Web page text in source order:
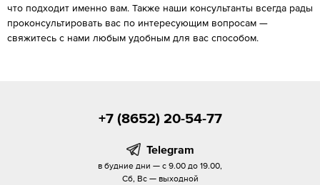
что подходит именно вам. Также наши консультанты всегда рады
проконсультировать вас по интересующим вопросам —
свяжитесь с нами любым удобным для вас способом.
+7 (8652) 20-54-77
Telegram
в будние дни — с 9.00 до 19.00,
Сб, Вс — выходной